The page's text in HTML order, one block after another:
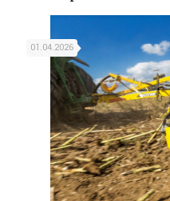
01.04.2026